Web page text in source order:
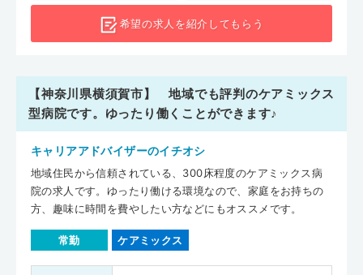
希望の求人を紹介してもらう
【神奈川県横須賀市】 地域でも評判のケアミックス
型病院です。ゆったり働くことができます♪
キャリアアドバイザーのイチオシ
地域住民から信頼されている、300床程度のケアミックス病
院の求人です。ゆったり働ける環境なので、家庭をお持ちの
方、趣味に時間を費やしたい方などにもオススメです。
常勤 ケアミックス